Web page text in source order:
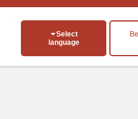
Select
language